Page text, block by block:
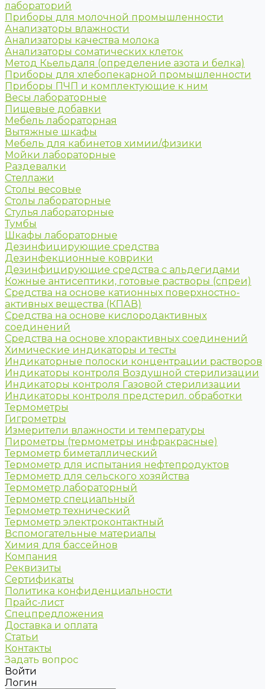
лабораторий
Приборы для молочной промышленности
Анализаторы влажности
Анализаторы качества молока
Анализаторы соматических клеток
Метод Кьельдаля (определение азота и белка)
Приборы для хлебопекарной промышленности
Приборы ПЧП и комплектующие к ним
Весы лабораторные
Пищевые добавки
Мебель лабораторная
Вытяжные шкафы
Мебель для кабинетов химии/физики
Мойки лабораторные
Раздевалки
Стеллажи
Столы весовые
Столы лабораторные
Стулья лабораторные
Тумбы
Шкафы лабораторные
Дезинфицирующие средства
Дезинфекционные коврики
Дезинфицирующие средства с альдегидами
Кожные антисептики, готовые растворы (спреи)
Средства на основе катионных поверхностно-
активных вещества (КПАВ)
Средства на основе кислородактивных
соединений
Средства на основе хлорактивных соединений
Химические индикаторы и тесты
Индикаторные полоски концентрации растворов
Индикаторы контроля Воздушной стерилизации
Индикаторы контроля Газовой стерилизации
Индикаторы контроля предстерил. обработки
Термометры
Гигрометры
Измерители влажности и температуры
Пирометры (термометры инфракрасные)
Термометр биметаллический
Термометр для испытания нефтепродуктов
Термометр для сельского хозяйства
Термометр лабораторный
Термометр специальный
Термометр технический
Термометр электроконтактный
Вспомогательные материалы
Химия для бассейнов
Компания
Реквизиты
Сертификаты
Политика конфиденциальности
Прайс-лист
Спецпредложения
Доставка и оплата
Статьи
Контакты
Задать вопрос
Войти
Логин